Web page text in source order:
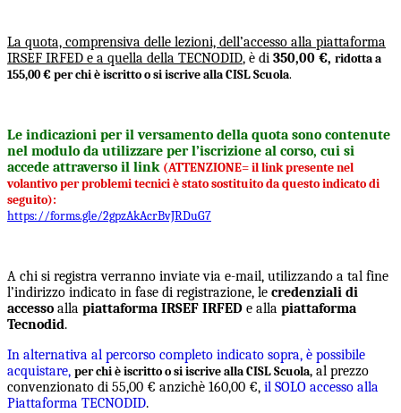
La quota, comprensiva delle lezioni, dell’accesso alla piattaforma
IRSEF IRFED e a quella della TECNODID, è di 350,00 €, ridotta a
155,00 € per chi è iscritto o si iscrive alla CISL Scuola.
Le indicazioni per il versamento della quota sono contenute
nel modulo da utilizzare per l’iscrizione al corso, cui si
accede attraverso il link (ATTENZIONE= il link presente nel
volantivo per problemi tecnici è stato sostituito da questo indicato di
seguito):
https://forms.gle/2gpzAkAcrBvJRDuG7
A chi si registra verranno inviate via e-mail, utilizzando a tal fine
l’indirizzo indicato in fase di registrazione, le credenziali di
accesso alla piattaforma IRSEF IRFED e alla piattaforma
Tecnodid.
In alternativa al percorso completo indicato sopra, è possibile
acquistare, per chi è iscritto o si iscrive alla CISL Scuola, al prezzo
convenzionato di 55,00 € anzichè 160,00 €, il SOLO accesso alla
Piattaforma TECNODID.